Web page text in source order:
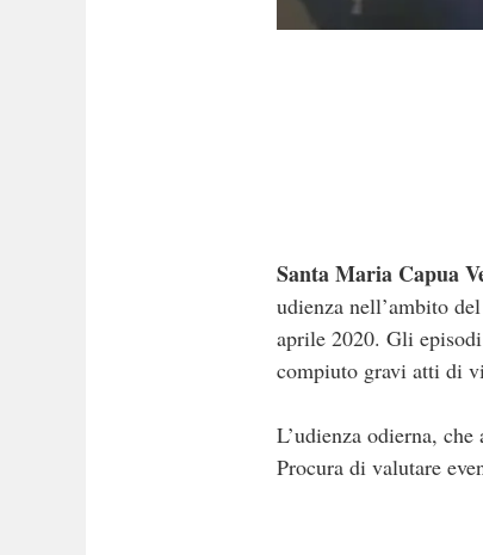
Santa Maria Capua
udienza nell’ambito
aprile 2020. Gli
compiuto gravi atti di
L’udienza odierna,
Procura di valutare